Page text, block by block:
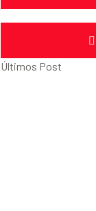
Últimos Post